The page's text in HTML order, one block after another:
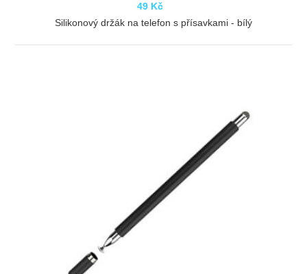
49 Kč
Silikonový držák na telefon s přísavkami - bílý